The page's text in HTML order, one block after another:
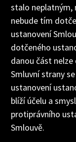
stalo neplatným,
nebude tím
ustanovení
dotčeného
danou část
Smluvní strany
ustanovení
blíží účelu a
protiprávního
Smlouvě.